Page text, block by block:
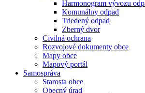
Harmonogram vývozu
Komunálny odpad
Triedený odpad
Zberný dvor
Civilná ochrana
Rozvojové dokumenty obce
Mapy obce
Mapový portál
Samospráva
Starosta obce
Obecný úrad